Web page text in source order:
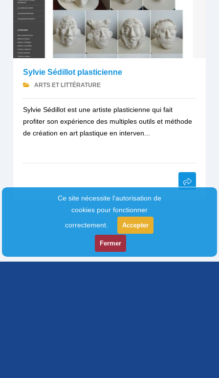
Sylvie Sédillot plasticienne
ARTS ET LITTÉRATURE
Sylvie Sédillot est une artiste plasticienne qui fait
profiter son expérience des multiples outils et méthode
de création en art plastique en interven...
Ce site nécessite l'autorisation de
cookies pour fonctionner
correctement.
Accepter
Fermer